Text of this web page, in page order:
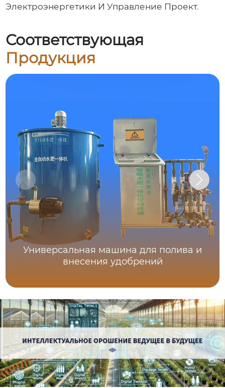
Электроэнергетики И Управление Проект.
Соответствующая
Продукция
Универсальная машина для полива и
внесения удобрений